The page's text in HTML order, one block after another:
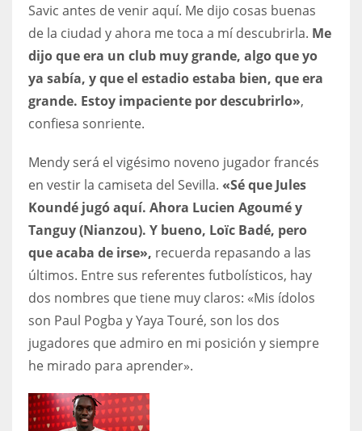
Savic antes de venir aquí. Me dijo cosas buenas
de la ciudad y ahora me toca a mí descubrirla. Me
dijo que era un club muy grande, algo que yo
ya sabía, y que el estadio estaba bien, que era
grande. Estoy impaciente por descubrirlo»,
confiesa sonriente.
Mendy será el vigésimo noveno jugador francés
en vestir la camiseta del Sevilla. «Sé que Jules
Koundé jugó aquí. Ahora Lucien Agoumé y
Tanguy (Nianzou). Y bueno, Loïc Badé, pero
que acaba de irse», recuerda repasando a las
últimos. Entre sus referentes futbolísticos, hay
dos nombres que tiene muy claros: «Mis ídolos
son Paul Pogba y Yaya Touré, son los dos
jugadores que admiro en mi posición y siempre
he mirado para aprender».